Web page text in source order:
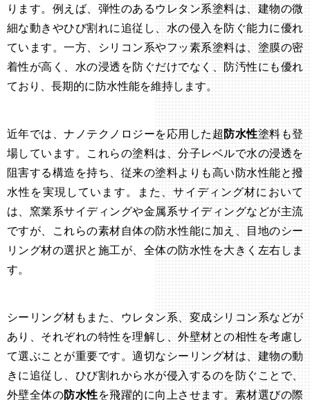
ります。例えば、弾性のあるウレタン系塗料は、建物の微
細な動きやひび割れに追従し、水の侵入を防ぐ能力に優れ
ています。一方、シリコン系やフッ素系塗料は、塗膜の密
着性が高く、水の浸透を防ぐだけでなく、防汚性にも優れ
ており、長期的に防水性能を維持します。
近年では、ナノテクノロジーを応用した超防水性塗料も登
場しています。これらの塗料は、分子レベルで水の浸透を
阻害する構造を持ち、従来の塗料よりも高い防水性能と撥
水性を実現しています。また、サイディング材において
は、窯業系サイディングや金属系サイディングなどが主流
ですが、これらの素材自体の防水性能に加え、目地のシー
リング材の選択と施工が、全体の防水性を大きく左右しま
す。
シーリング材もまた、ウレタン系、変成シリコン系などが
あり、それぞれの特性を理解し、外壁材との相性を考慮し
て選ぶことが重要です。適切なシーリング材は、建物の動
きに追従し、ひび割れから水が侵入するのを防ぐことで、
外壁全体の防水性を飛躍的に向上させます。素材選びの際